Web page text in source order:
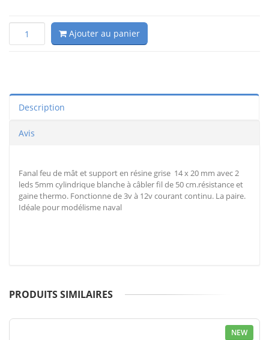
Ajouter au panier
Description
Avis
Fanal feu de mât et support en résine grise 14 x 20 mm avec 2
leds 5mm cylindrique blanche à câbler fil de 50 cm.résistance et
gaine thermo. Fonctionne de 3v à 12v courant continu. La paire.
Idéale pour modélisme naval
PRODUITS SIMILAIRES
NEW